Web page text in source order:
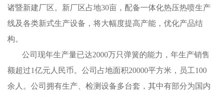
诸暨新建厂区。新厂区占地30亩，配备一体化热压热喷生产
线及各类新式生产设备，将大幅度提高产能，优化产品结
构。
公司现年生产量已达2000万只弹簧的能力，年生产销售
额超过1亿元人民币。公司占地面积20000平方米，员工100
余人。公司拥有生产、检测设备多台套，其中有部分为国内